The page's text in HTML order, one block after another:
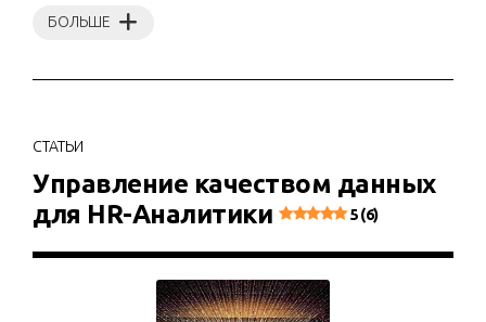
БОЛЬШЕ
СТАТЬИ
Управление качеством данных
для HR-Аналитики
5 (6)